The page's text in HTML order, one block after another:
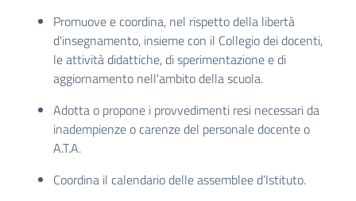
Promuove e coordina, nel rispetto della libertà
d'insegnamento, insieme con il Collegio dei docenti,
le attività didattiche, di sperimentazione e di
aggiornamento nell'ambito della scuola.
Adotta o propone i provvedimenti resi necessari da
inadempienze o carenze del personale docente o
A.T.A.
Coordina il calendario delle assemblee d’Istituto.